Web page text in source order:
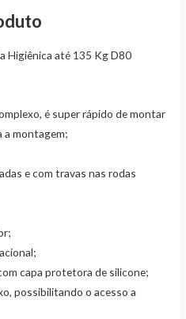
Higiênica até 135 Kg D80
é super rápido de montar
a montagem;
e com travas nas rodas
capa protetora de silicone;
possibilitando o acesso a